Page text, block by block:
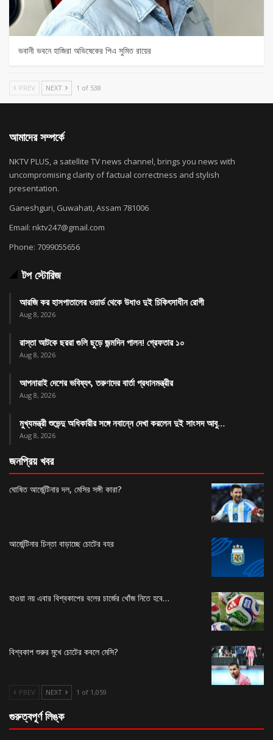
ভবানী ভবনে হাজিরা অভিষেকের পিএ সুমিত রায়ের
PREV NEXT 1 of 538
আমাদের সম্পর্কে
NKTV PLUS, a satellite TV news channel, brings you news with
uncompromising clarity of factual correctness and stylish
presentation.
Ganeshguri, Guwahati, Assam 781006
Email: nktv247@gmail.com
Phone: 7099055656
টপ স্টোরিজ
আরজি কর হাসপাতালের ওয়ার্ড থেকে উধাও দুই চিকিৎসাধীন রোগী
Aug 8, 2026
রাস্তা আটকে ছররা গুলি ছুড়ে জন্মদিন পালন! গ্রেফতার ১০
Aug 8, 2026
আপনারাই দেশের ভবিষ্যৎ, তরুণদের বার্তা প্রধানমন্ত্রীর
Aug 8, 2026
মুখ্যমন্ত্রী শুভেন্দু অধিকারীর সঙ্গে নবান্নে দেখা করলেন দুই সাংসদ আবু…
Aug 8, 2026
জনপ্রিয় খবর
ঘোষিত আর্জেন্টিনার দল, মেসির সঙ্গী কারা?
আর্জেন্টিনার চিন্তা বাড়াচ্ছে চোটের বহর
হাওয়া নয় এবার বিশ্বকাপের বলের চার্জের খোঁজ নিতে হবে…
বিশ্বকাপ শুরুর মুখে চোটের কবলে মেসি?
PREV NEXT 1 of 1,059
গুরুত্বপূর্ণ লিঙ্ক